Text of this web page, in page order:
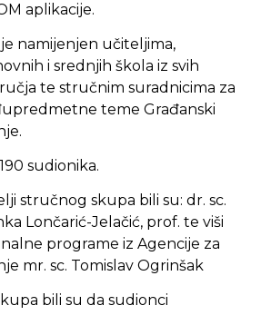
aplikacije.
namijenjen učiteljima,
i srednjih škola iz svih
te stručnim suradnicima za
teme Građanski
sudionika.
stručnog skupa bili su: dr. sc.
Lončarić-Jelačić, prof. te viši
programe iz Agencije za
mr. sc. Tomislav Ogrinšak
bili su da sudionci